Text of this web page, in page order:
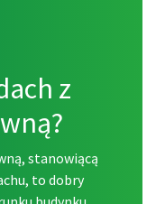
z
stanowiącą
, to dobry